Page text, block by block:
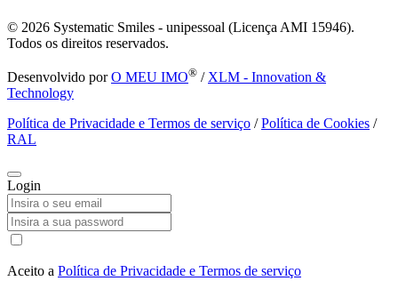
© 2026 Systematic Smiles - unipessoal (Licença AMI 15946).
Todos os direitos reservados.
Desenvolvido porO MEU IMO® / XLM - Innovation &
Technology
Política de Privacidade e Termos de serviço /Política de Cookies /
RAL
Login
Aceito a Política de Privacidade e Termos de serviço